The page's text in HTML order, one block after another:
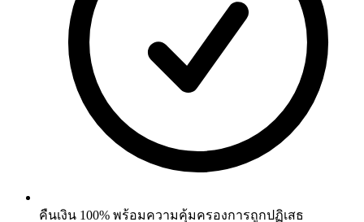
คืนเงิน 100% พร้อมความคุ้มครองการถูกปฏิเสธ